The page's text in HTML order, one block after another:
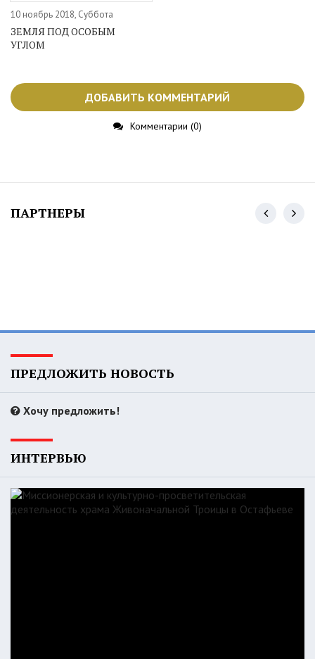
10 ноябрь 2018, Суббота
ЗЕМЛЯ ПОД ОСОБЫМ
УГЛОМ
ДОБАВИТЬ КОММЕНТАРИЙ
Комментарии (0)
ПАРТНЕРЫ
ПРЕДЛОЖИТЬ НОВОСТЬ
Хочу предложить!
ИНТЕРВЬЮ